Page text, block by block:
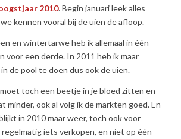
2010. Begin januari leek alles
kennen vooral bij de uien de afloop.
en wintertarwe heb ik allemaal in één
voor een derde. In 2011 heb ik maar
de pool te doen dus ook de uien.
toch een beetje in je bloed zitten en
minder, ook al volg ik de markten goed. En
in 2010 maar weer, toch ook voor
iets verkopen, en niet op één